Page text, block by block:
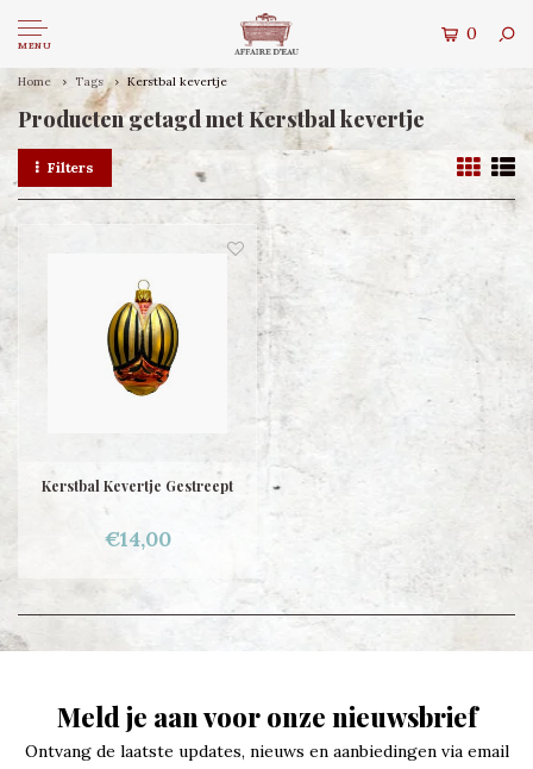
MENU
0
Home Tags Kerstbal kevertje
Producten getagd met Kerstbal kevertje
Filters
Kerstbal Kevertje Gestreept
€14,00
Meld je aan voor onze nieuwsbrief
Ontvang de laatste updates, nieuws en aanbiedingen via email